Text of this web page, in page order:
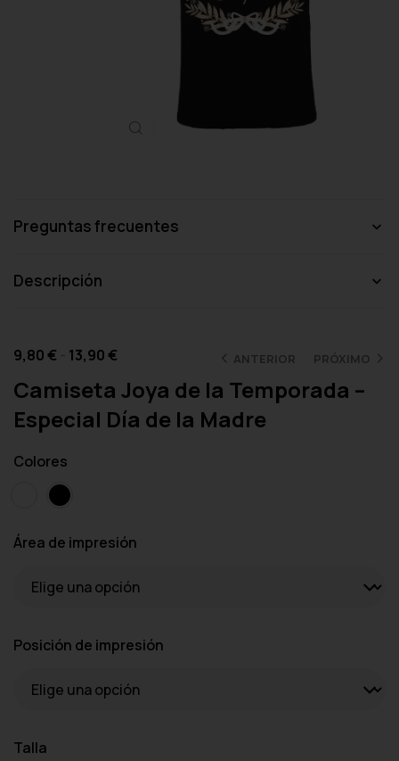
Haga clic para ampliar
Preguntas frecuentes
Descripción
ANTERIOR PRÓXIMO
9,80€ 13,90€
Camiseta Joya de la Temporada –
Especial Día de la Madre
Colores
Área de impresión
Posición de impresión
Talla